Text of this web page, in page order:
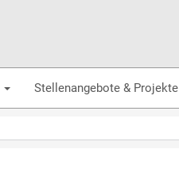
Stellenangebote & Projekte